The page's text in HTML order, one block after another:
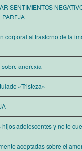
SENTIMIENTOS
PAREJA
corporal al trastorno de la
sobre anorexia
«Tristeza»
hijos adolescentes y no te
aceptadas sobre el